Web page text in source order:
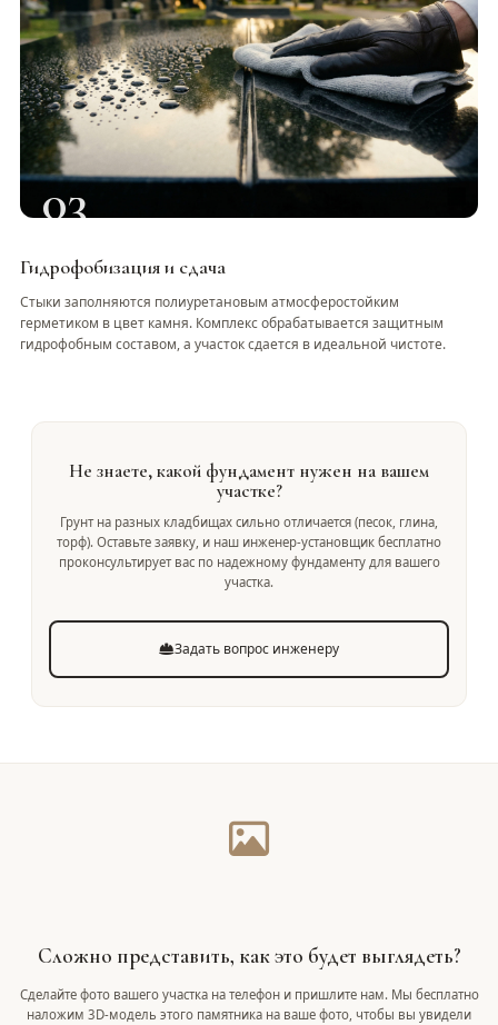
03
Гидрофобизация и сдача
Стыки заполняются полиуретановым атмосферостойким
герметиком в цвет камня. Комплекс обрабатывается защитным
гидрофобным составом, а участок сдается в идеальной чистоте.
Не знаете, какой фундамент нужен на вашем
участке?
Грунт на разных кладбищах сильно отличается (песок, глина,
торф). Оставьте заявку, и наш инженер-установщик бесплатно
проконсультирует вас по надежному фундаменту для вашего
участка.
Задать вопрос инженеру
Сложно представить, как это будет выглядеть?
Сделайте фото вашего участка на телефон и пришлите нам. Мы бесплатно
наложим 3D-модель этого памятника на ваше фото, чтобы вы увидели